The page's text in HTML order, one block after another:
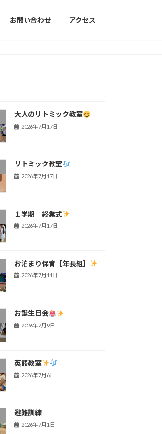
お問い合わせ アクセス
大人のリトミック教室
2026年7月17日
リトミック教室
2026年7月17日
１学期 終業式
2026年7月17日
お泊まり保育【年長組】
2026年7月11日
お誕生日会
2026年7月9日
英語教室
2026年7月6日
避難訓練
2026年7月1日